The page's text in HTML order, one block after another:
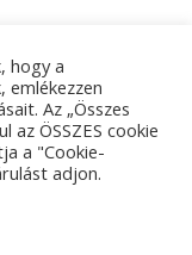
hogy a
emlékezzen
Az „Összes
ÖSSZES cookie
a "Cookie-
adjon.